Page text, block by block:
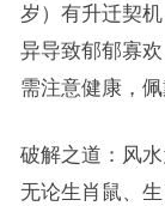
岁）有升迁契
异导致郁郁寡
需注意健康，
破解之道：风
无论生肖鼠、